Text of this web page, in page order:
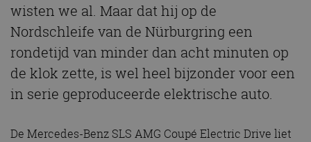
Automerken
Adverteren
Contact
MotorRAI.nl
wisten we al. Maar dat hij op de
Nordschleife van de Nürburgring een
rondetijd van minder dan acht minuten op
de klok zette, is wel heel bijzonder voor een
in serie geproduceerde elektrische auto.
De Mercedes-Benz SLS AMG Coupé Electric Drive liet